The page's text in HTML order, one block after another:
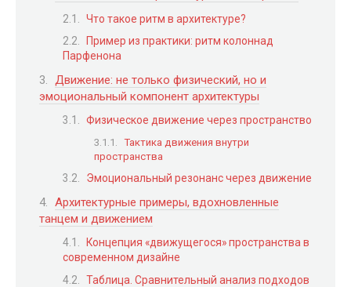
Что такое ритм в архитектуре?
Пример из практики: ритм колоннад
Парфенона
Движение: не только физический, но и
эмоциональный компонент архитектуры
Физическое движение через пространство
Тактика движения внутри
пространства
Эмоциональный резонанс через движение
Архитектурные примеры, вдохновленные
танцем и движением
Концепция «движущегося» пространства в
современном дизайне
Таблица. Сравнительный анализ подходов